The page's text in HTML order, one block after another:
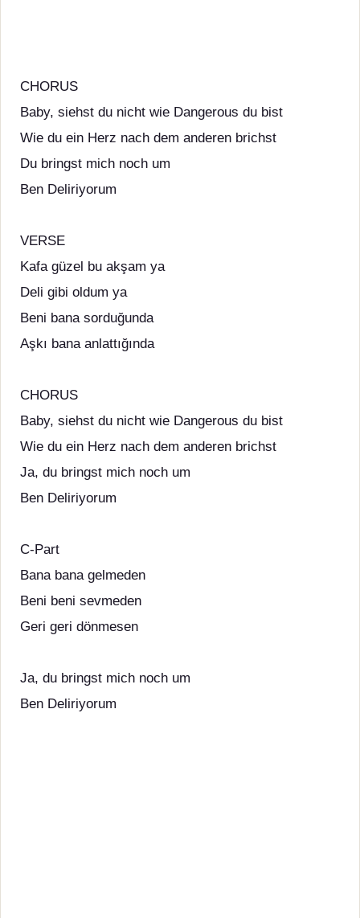
CHORUS
Baby, siehst du nicht wie Dangerous du bist
Wie du ein Herz nach dem anderen brichst
Du bringst mich noch um
Ben Deliriyorum
VERSE
Kafa güzel bu akşam ya
Deli gibi oldum ya
Beni bana sorduğunda
Aşkı bana anlattığında
CHORUS
Baby, siehst du nicht wie Dangerous du bist
Wie du ein Herz nach dem anderen brichst
Ja, du bringst mich noch um
Ben Deliriyorum
C-Part
Bana bana gelmeden
Beni beni sevmeden
Geri geri dönmesen
Ja, du bringst mich noch um
Ben Deliriyorum